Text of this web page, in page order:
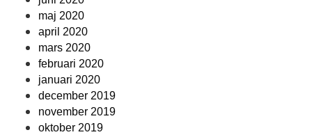
maj 2020
april 2020
mars 2020
februari 2020
januari 2020
december 2019
november 2019
oktober 2019